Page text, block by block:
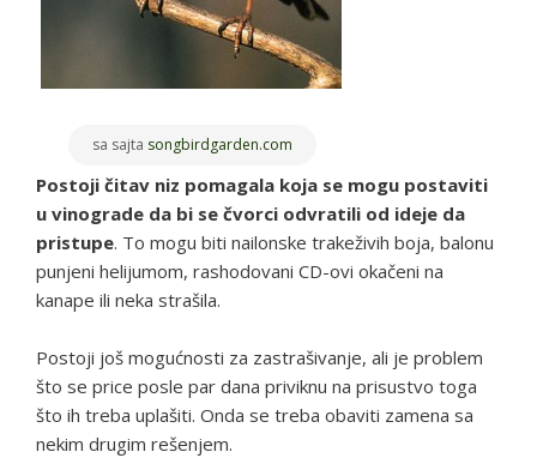
sa sajta songbirdgarden.com
Postoji čitav niz pomagala koja se mogu postaviti
u vinograde da bi se čvorci odvratili od ideje da
pristupe. To mogu biti nailonske trakeživih boja, balonu
punjeni helijumom, rashodovani CD-ovi okačeni na
kanape ili neka strašila.
Postoji još mogućnosti za zastrašivanje, ali je problem
što se price posle par dana priviknu na prisustvo toga
što ih treba uplašiti. Onda se treba obaviti zamena sa
nekim drugim rešenjem.